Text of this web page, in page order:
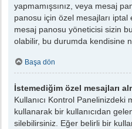
yapmamışsınız, veya mesaj
panosu için özel mesajları
mesaj panosu yöneticisi sizin
olabilir, bu durumda kendisine
Başa dön
İstemediğim özel mesajları
Kullanıcı Kontrol Panelinizdeki
kullanarak bir kullanıcıdan
silebilirsiniz. Eğer belirli bir